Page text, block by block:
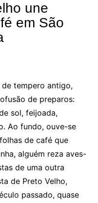
une
em São
tempero antigo,
de preparos:
sol, feijoada,
Ao fundo, ouve-se
de café que
alguém reza aves-
de uma outra
de Preto Velho,
passado, quase